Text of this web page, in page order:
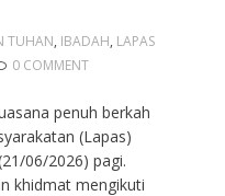
TUHAN, IBADAH, LAPAS
0 COMMENT
penuh berkah
(Lapas)
06/2026) pagi.
khidmat mengikuti